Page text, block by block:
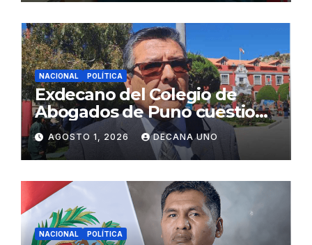
NACIONAL POLÍTICA
Exdecano del Colegio de
Abogados de Puno cuestiona
propuestas sobre seguridad
ciudadana
AGOSTO 1, 2026 DECANA UNO
NACIONAL POLÍTICA